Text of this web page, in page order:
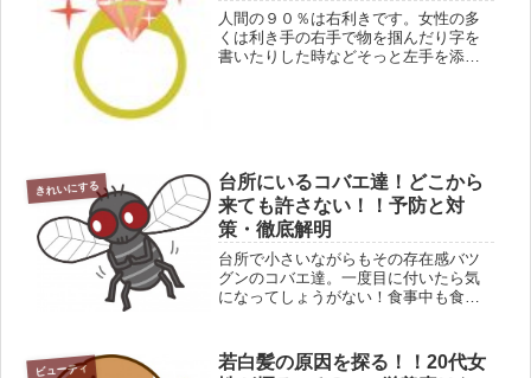
人間の９０％は右利きです。女性の多
くは利き手の右手で物を掴んだり字を
書いたりした時などそっと左手を添わ
きれいにする
台所にいるコバエ達！どこから
来ても許さない！！予防と対
策・徹底解明
台所で小さいながらもその存在感バツ
グンのコバエ達。一度目に付いたら気
になってしょうがない！食事中も食べ
この嫌われ者のコバエの正体をご存じ
ですか？台所にいるコバエ達は一体ど
ビューティ
若白髪の原因を探る！！20代女